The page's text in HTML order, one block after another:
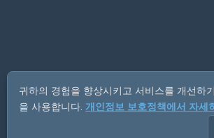
귀하의 경험을 향상시키고 서비스를 개선하
을 사용합니다. 개인정보 보호정책에서 자세